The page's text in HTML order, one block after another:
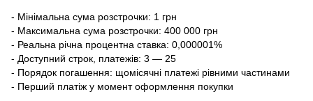
- Мінімальна сума розстрочки: 1 грн
- Максимальна сума розстрочки: 400 000 грн
- Реальна річна процентна ставка: 0,000001%
- Доступний строк, платежів: 3 — 25
- Порядок погашення: щомісячні платежі рівними частинами
- Перший платіж у момент оформлення покупки